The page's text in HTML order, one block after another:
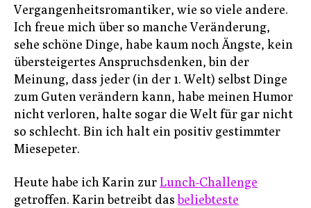
Vergangenheitsromantiker, wie so viele andere.
Ich freue mich über so manche Veränderung,
sehe schöne Dinge, habe kaum noch Ängste, kein
übersteigertes Anspruchsdenken, bin der
Meinung, dass jeder (in der 1. Welt) selbst Dinge
zum Guten verändern kann, habe meinen Humor
nicht verloren, halte sogar die Welt für gar nicht
so schlecht. Bin ich halt ein positiv gestimmter
Miesepeter.
Heute habe ich Karin zurLunch-Challenge
getroffen. Karin betreibt dasbeliebteste